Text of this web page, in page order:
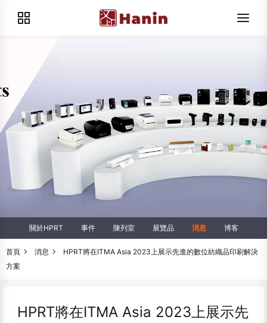
關於HPRT 事件 陳列室 展覽品 消息 博客
首頁 消息
HPRT將在ITMA Asia 2023上展示先進的數位紡織品印刷解決
方案
HPRT將在ITMA Asia 2023上展示先